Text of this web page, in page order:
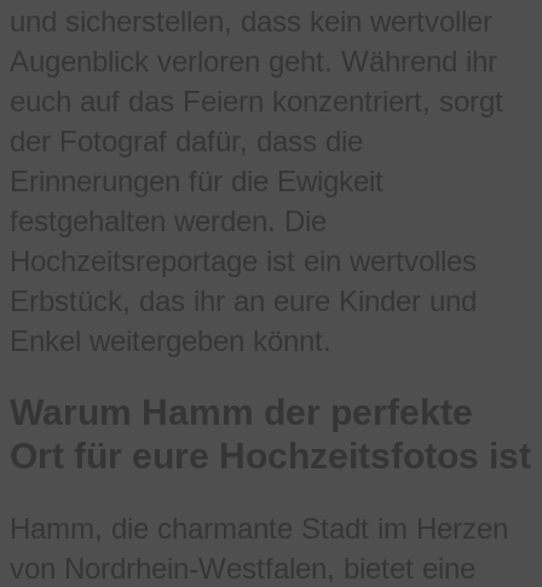
und sicherstellen, dass kein wertvoller
Augenblick verloren geht. Während ihr
euch auf das Feiern konzentriert, sorgt
der Fotograf dafür, dass die
Erinnerungen für die Ewigkeit
festgehalten werden. Die
Hochzeitsreportage ist ein wertvolles
Erbstück, das ihr an eure Kinder und
Enkel weitergeben könnt.
Warum Hamm der perfekte
Ort für eure Hochzeitsfotos ist
Hamm, die charmante Stadt im Herzen
von Nordrhein-Westfalen, bietet eine